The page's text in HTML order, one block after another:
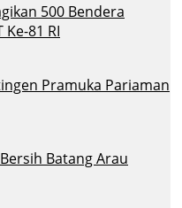
500 Bendera
81 RI
Pramuka Pariaman
Batang Arau